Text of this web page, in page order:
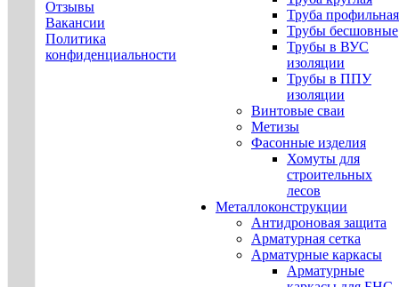
Отзывы
Вакансии
Политика
конфиденциальности
Труба профильная
Трубы бесшовные
Трубы в ВУС
изоляции
Трубы в ППУ
изоляции
Винтовые сваи
Метизы
Фасонные изделия
Хомуты для
строительных
лесов
Металлоконструкции
Антидроновая защита
Арматурная сетка
Арматурные каркасы
Арматурные